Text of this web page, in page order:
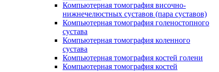
Компьютерная томография височно-
нижнечелюстных суставов (пара суставов)
Компьютерная томография голеностопного
сустава
Компьютерная томография коленного
сустава
Компьютерная томография костей голени
Компьютерная томография костей